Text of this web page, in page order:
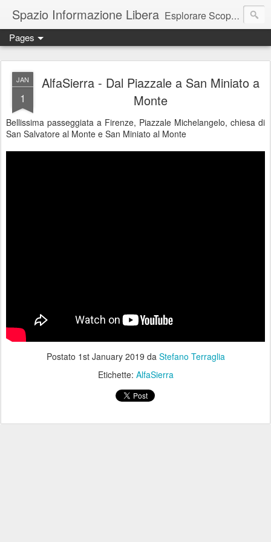
Spazio Informazione Libera Esplorare Scoprire Creare
Escursioni, viaggi, arte, tecnologia, attualità
Pages
JAN
1
AlfaSierra - Dal Piazzale a San Miniato a
Monte
Bellissima passeggiata a Firenze, Piazzale Michelangelo, chiesa di
San Salvatore al Monte e San Miniato al Monte
Postato 1st January 2019 da Stefano Terraglia
Etichette: AlfaSierra